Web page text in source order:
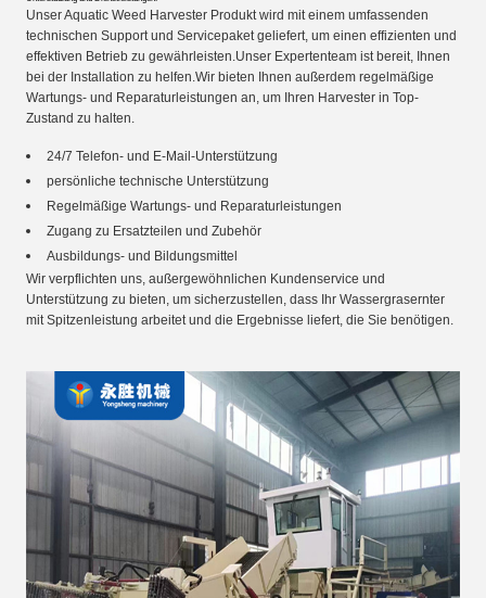
Unser Aquatic Weed Harvester Produkt wird mit einem umfassenden
technischen Support und Servicepaket geliefert, um einen effizienten und
effektiven Betrieb zu gewährleisten.Unser Expertenteam ist bereit, Ihnen
bei der Installation zu helfen.Wir bieten Ihnen außerdem regelmäßige
Wartungs- und Reparaturleistungen an, um Ihren Harvester in Top-
Zustand zu halten.
24/7 Telefon- und E-Mail-Unterstützung
persönliche technische Unterstützung
Regelmäßige Wartungs- und Reparaturleistungen
Zugang zu Ersatzteilen und Zubehör
Ausbildungs- und Bildungsmittel
Wir verpflichten uns, außergewöhnlichen Kundenservice und
Unterstützung zu bieten, um sicherzustellen, dass Ihr Wassergrasernter
mit Spitzenleistung arbeitet und die Ergebnisse liefert, die Sie benötigen.